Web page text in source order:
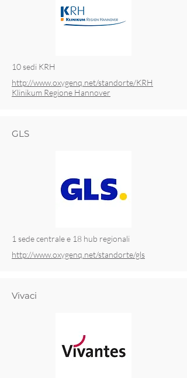
10 sedi KRH
http://www.oxygenq.net/standorte/KRH
Klinikum Regione Hannover
GLS
1 sede centrale e 18 hub regionali
http://www.oxygenq.net/standorte/gls
Vivaci